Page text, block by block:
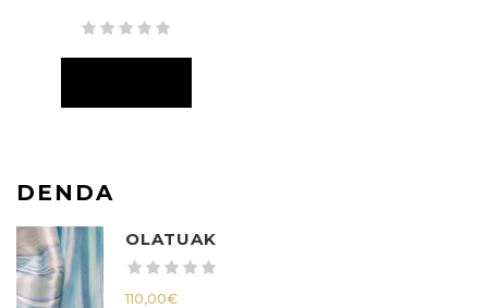
DENDA
OLATUAK
110,00€